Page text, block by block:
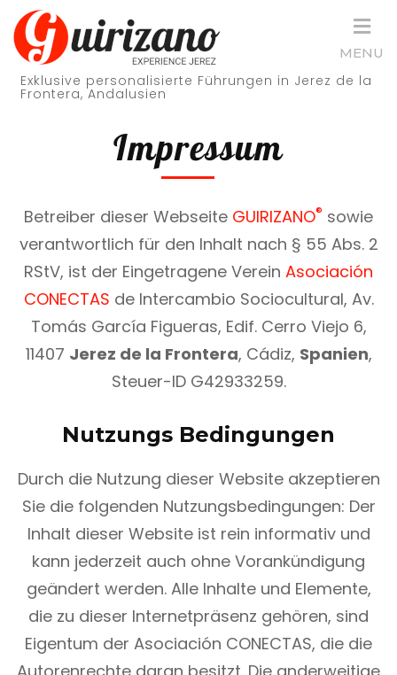
Skip
to
content
(Press
Exklusive personalisierte Führungen in Jerez de la
Frontera, Andalusien
MENU
Impressum
Betreiber dieser Webseite GUIRIZANO® sowie
verantwortlich für den Inhalt nach § 55 Abs. 2
RStV, ist der Eingetragene Verein Asociación
CONECTAS de Intercambio Sociocultural, Av.
Tomás García Figueras, Edif. Cerro Viejo 6,
11407 Jerez de la Frontera, Cádiz, Spanien,
Steuer-ID G42933259.
Nutzungs Bedingungen
Durch die Nutzung dieser Website akzeptieren
Sie die folgenden Nutzungsbedingungen: Der
Inhalt dieser Website ist rein informativ und
kann jederzeit auch ohne Vorankündigung
geändert werden. Alle Inhalte und Elemente,
die zu dieser Internetpräsenz gehören, sind
Eigentum der Asociación CONECTAS, die die